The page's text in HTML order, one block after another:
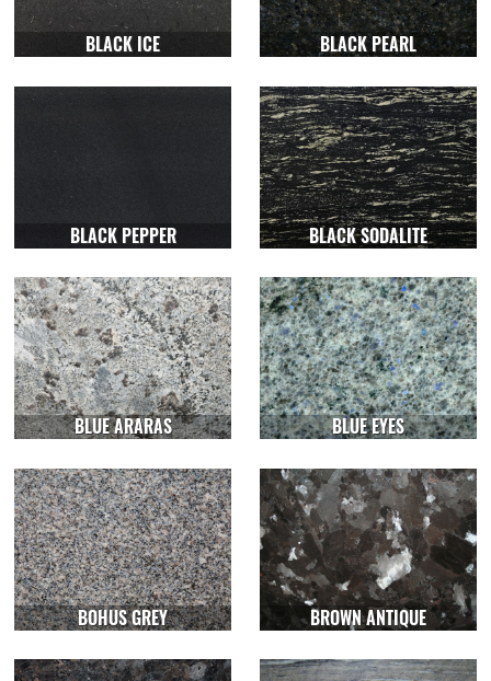
BLACK ICE BLACK PEARL
BLACK PEPPER BLACK SODALITE
BLUE ARARAS BLUE EYES
BOHUS GREY BROWN ANTIQUE